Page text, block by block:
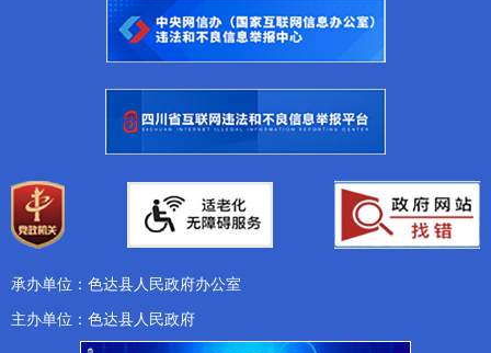
承办单位：色达县人民政府办公室
主办单位：色达县人民政府